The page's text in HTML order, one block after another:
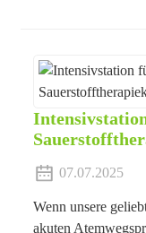
07.07.2025
Wenn unsere
akuten